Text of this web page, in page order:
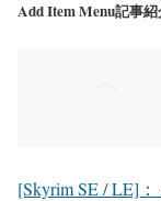
Add Item Menu記事
[Skyrim SE / LE]